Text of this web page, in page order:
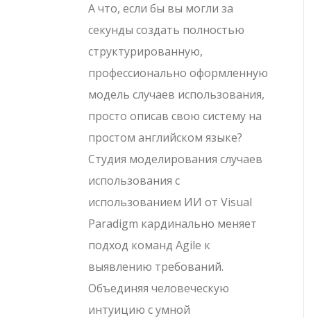
А что, если бы вы могли за
секунды создать полностью
структурированную,
профессионально оформленную
модель случаев использования,
просто описав свою систему на
простом английском языке?
Студия моделирования случаев
использования с
использованием ИИ от Visual
Paradigm кардинально меняет
подход команд Agile к
выявлению требований.
Объединяя человеческую
интуицию с умной